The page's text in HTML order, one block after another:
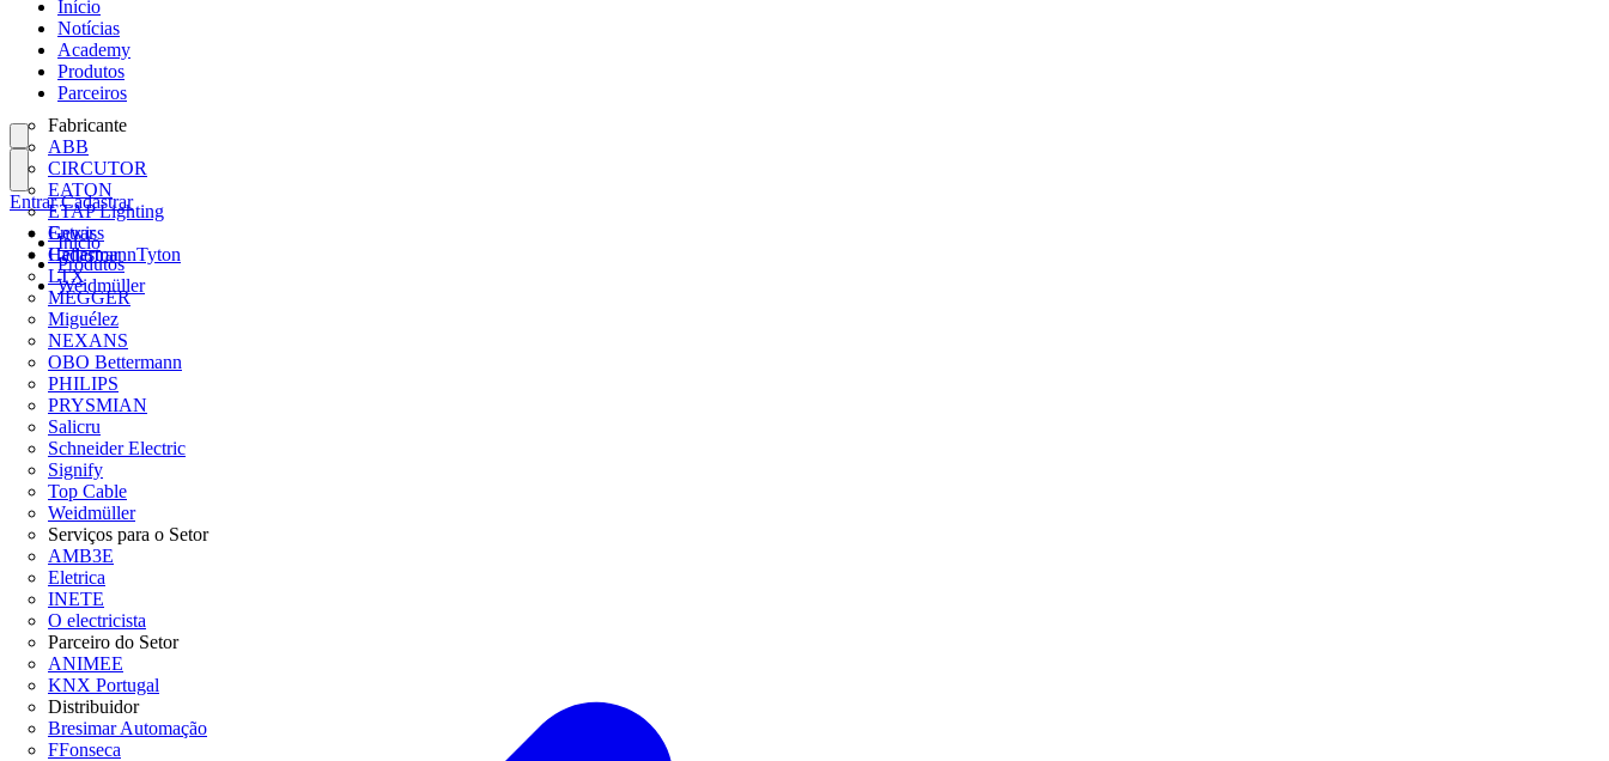
Início
Notícias
Academy
Produtos
Parceiros
Fabricante
ABB
CIRCUTOR
EATON
ETAP Lighting
Gewiss
HellermannTyton
LTX
MEGGER
Miguélez
NEXANS
OBO Bettermann
PHILIPS
PRYSMIAN
Salicru
Schneider Electric
Signify
Top Cable
Weidmüller
Serviços para o Setor
AMB3E
Eletrica
INETE
O electricista
Parceiro do Setor
ANIMEE
KNX Portugal
Distribuidor
Bresimar Automação
FFonseca
Entrar
Cadastrar
Entrar Cadastrar
Início
Produtos
Weidmüller